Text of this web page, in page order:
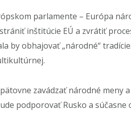
parlamente – Európa
inštitúcie EÚ a zvrátiť
by obhajovať „národné“
zavádzať národné meny
podporovať Rusko a súčasne